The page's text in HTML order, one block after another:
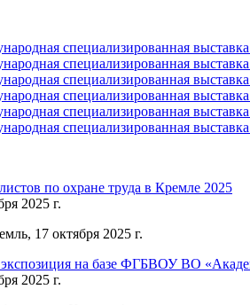
по охране труда в Кремле 2025
2025 г.
17 октября 2025 г.
экспозиция на базе ФГБВОУ ВО
2025 г.